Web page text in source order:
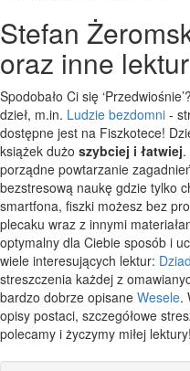
Stefan
oraz inne
Spodobało Ci się
dzieł, m.in. Ludzie bezdomni -
dostępne jest na Fiszkotece!
książek dużo szybciej i łatwiej.
porządne powtarzanie
bezstresową naukę gdzie tylko
smartfona, fiszki możesz bez
plecaku wraz z innymi
optymalny dla Ciebie sposób i
wiele interesujących lektur:
streszczenia każdej z
bardzo dobrze opisane Wesele.
opisy postaci, szczegółowe
polecamy i życzymy miłej lektury!